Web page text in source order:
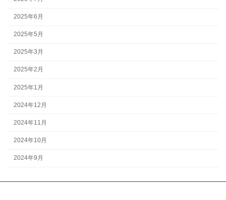
2025年6月
2025年5月
2025年3月
2025年2月
2025年1月
2024年12月
2024年11月
2024年10月
2024年9月